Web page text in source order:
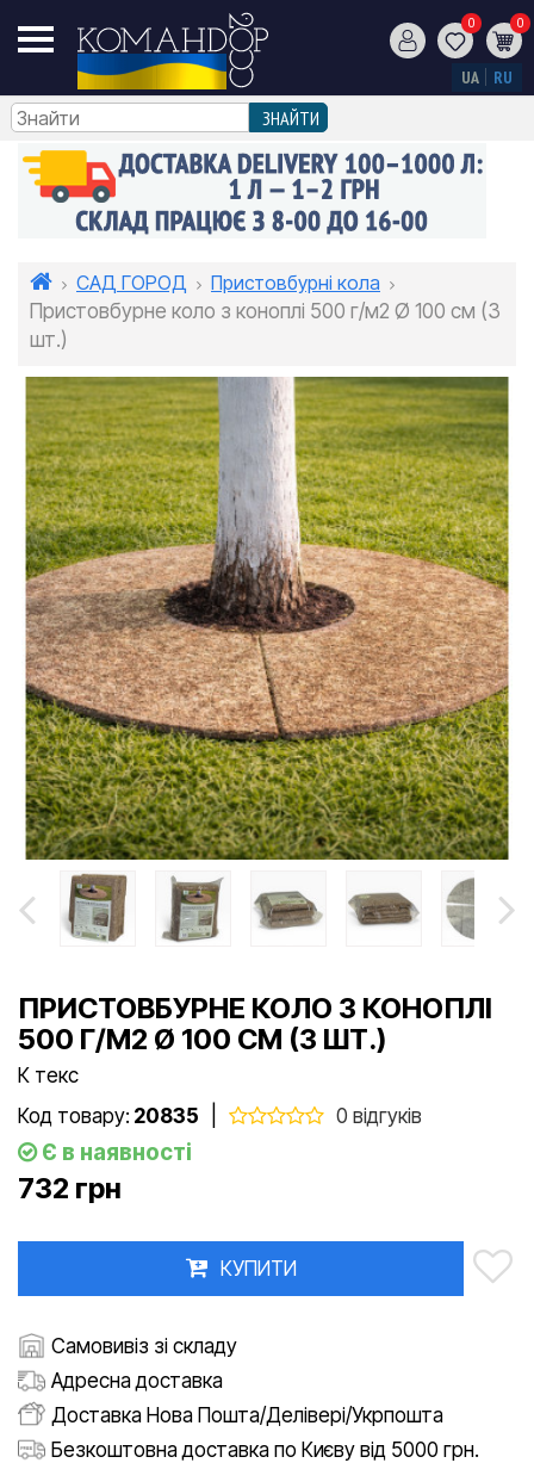
0 0
UA RU
САД ГОРОД
Пристовбурні кола
Пристовбурне коло з коноплі 500 г/м2 Ø 100 см (3
шт.)
ПРИСТОВБУРНЕ КОЛО З КОНОПЛІ
500 Г/М2 Ø 100 СМ (3 ШТ.)
К текс
Код товару: 20835 0 відгуків
Є в наявності
732 грн
КУПИТИ
Самовивіз зі складу
Адресна доставка
Доставка Нова Пошта/Делівері/Укрпошта
Безкоштовна доставка по Києву від 5000 грн.